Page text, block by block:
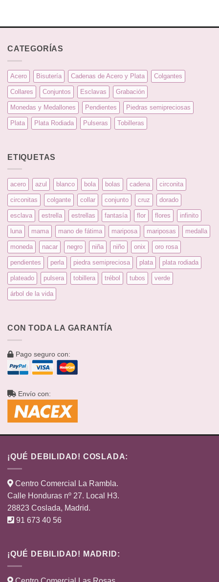
CATEGORÍAS
Acero Bisutería Cadenas de Acero y Plata Colgantes
Collares Conjuntos Esclavas Grabación
Monedas y Medallones Pendientes Piedras semipreciosas
Plata Plata Rodiada Pulseras Tobilleras
ETIQUETAS
acero azul blanco bola bolas cadena circonita
circonitas colgante collar conjunto cruz dorado
esclava estrella estrellas fantasía flor flores infinito
luna mama mano de fátima mariposa mariposas medalla
moneda nacar negro niña niño onix oro rosa
pendientes perla piedra semipreciosa plata plata rodiada
plateado pulsera tobillera trébol tubos verde
árbol de la vida
CON TODA LA GARANTÍA
Pago seguro con:
Envío con:
¡QUÉ DEBILIDAD! COSLADA:
Centro Comercial La Rambla.
Calle Honduras nº 27. Local H3.
28823 Coslada, Madrid.
91 673 40 56
¡QUÉ DEBILIDAD! MADRID: